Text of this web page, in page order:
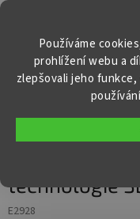
Používáme
prohlížení webu a
zlepšovali jeho
Přejít
Autobaterie
technologie
E2928